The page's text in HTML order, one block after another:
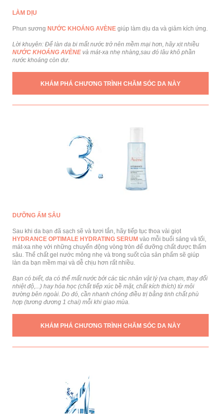
LÀM DỊU
Phun sương NƯỚC KHOÁNG AVÈNE giúp làm dịu da và giảm kích ứng.
Lời khuyên: Để làn da bi mất nước trở nên mềm mại hơn, hãy xịt nhiều
NƯỚC KHOÁNG AVÈNEvà mát-xa nhẹ nhàng,sau đó lâu khô phần
nước khoáng còn dư.
KHÁM PHÁ CHƯƠNG TRÌNH CHĂM SÓC DA NÀY
DƯỠNG ẨM SÂU
Sau khi da bạn đã sạch sẽ và tươi tắn, hãy tiếp tục thoa vài giọt
HYDRANCE OPTIMALE HYDRATING SERUM vào mỗi buổi sáng và tối,
mát-xa nhẹ với những chuyển động vòng tròn để dưỡng chất được thấm
sâu. Thể chất gel nước mỏng nhẹ và trong suốt của sản phẩm sẽ giúp
làn da bạn mềm mại và dễ chịu hơn rất nhiều.
Bạn có biết, da có thể mất nước bởi các tác nhân vật lý (va chạm, thay đổi
nhiệt độ,...) hay hóa học (chất tiếp xúc bề mặt, chất kích thích) từ môi
trường bên ngoài. Do đó, cần nhanh chóng điều trị bằng tinh chất phù
hợp (tương đương 1 chai) mỗi khi giao mùa.
KHÁM PHÁ CHƯƠNG TRÌNH CHĂM SÓC DA NÀY